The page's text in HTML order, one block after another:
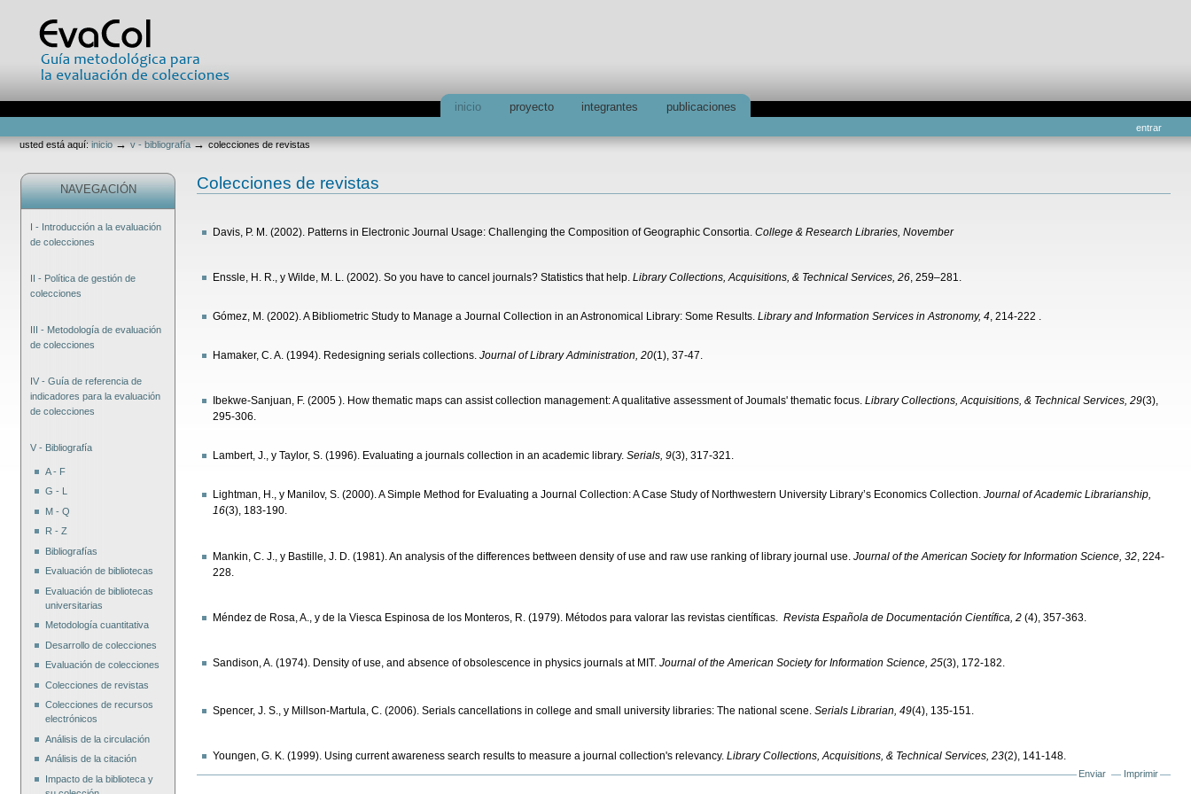
contenido.
inicio proyecto integrantes publicaciones
Personales
entrar
usted está aquí: inicio →v - bibliografía →colecciones de revistas
NAVEGACIÓN
I - Introducción a la evaluación
de colecciones
II - Política de gestión de
colecciones
III - Metodología de evaluación
de colecciones
IV - Guía de referencia de
indicadores para la evaluación
de colecciones
V - Bibliografía
A - F
G - L
M - Q
R - Z
Bibliografías
Evaluación de bibliotecas
Evaluación de bibliotecas
universitarias
Metodología cuantitativa
Desarrollo de colecciones
Evaluación de colecciones
Colecciones de revistas
Colecciones de recursos
electrónicos
Análisis de la circulación
Análisis de la citación
Impacto de la biblioteca y
Colecciones de revistas
Davis, P. M. (2002). Patterns in Electronic Journal Usage: Challenging the Composition of Geographic Consortia.College & Research Libraries , November
Enssle, H. R., y Wilde, M. L. (2002). So you have to cancel journals? Statistics that help.Library Collections, Acquisitions, & Technical Services, 26 , 259–281.
Gómez, M. (2002). A Bibliometric Study to Manage a Journal Collection in an Astronomical Library: Some Results.Library and Information Services in Astronomy, 4, 214-222 .
Hamaker, C. A. (1994). Redesigning serials collections.Journal of Library Administration, 20(1), 37-47.
Ibekwe-Sanjuan, F. (2005 ). How thematic maps can assist collection management: A qualitative assessment of Joumals' thematic focus.Library Collections, Acquisitions, & Technical Services, 29(3),
295-306.
Lambert, J., y Taylor, S. (1996). Evaluating a journals collection in an academic library.Serials, 9(3), 317-321.
Lightman, H., y Manilov, S. (2000). A Simple Method for Evaluating a Journal Collection: A Case Study of Northwestern University Library’s Economics Collection.Journal of Academic Librarianship,
16(3), 183-190.
Mankin, C. J., y Bastille, J. D. (1981). An analysis of the differences bettween density of use and raw use ranking of library journal use.Journal of the American Society for Information Science, 32 , 224-
228.
Méndez de Rosa, A., y de la Viesca Espinosa de los Monteros, R. (1979). Métodos para valorar las revistas científicas.Revista Española de Documentación Científica, 2(4), 357-363.
Sandison, A. (1974). Density of use, and absence of obsolescence in physics journals at MIT.Journal of the American Society for Information Science, 25(3), 172-182.
Spencer, J. S., y Millson-Martula, C. (2006). Serials cancellations in college and small university libraries: The national scene.Serials Librarian, 49(4), 135-151.
Youngen, G. K. (1999). Using current awareness search results to measure a journal collection's relevancy.Library Collections, Acquisitions, & Technical Services, 23(2), 141-148.
Enviar Imprimir